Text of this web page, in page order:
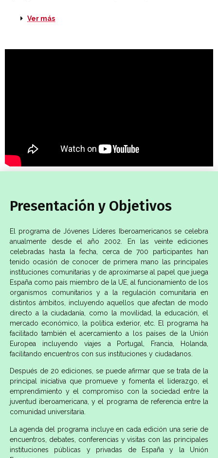
Ver más
Presentación y Objetivos​
El programa de Jóvenes Líderes Iberoamericanos se celebra
anualmente desde el año 2002. En las veinte ediciones
celebradas hasta la fecha, cerca de 700 participantes han
tenido ocasión de conocer de primera mano las principales
instituciones comunitarias y de aproximarse al papel que juega
España como país miembro de la UE, al funcionamiento de los
organismos comunitarios y a la regulación comunitaria en
distintos ámbitos, incluyendo aquellos que afectan de modo
directo a la ciudadanía, como la movilidad, la educación, el
mercado económico, la política exterior, etc. El programa ha
facilitado también el acercamiento a los países de la Unión
Europea incluyendo viajes a Portugal, Francia, Holanda,
facilitando encuentros con sus instituciones y ciudadanos.
Después de 20 ediciones, se puede afirmar que se trata de la
principal iniciativa que promueve y fomenta el liderazgo, el
emprendimiento y el compromiso con la sociedad entre la
juventud iberoamericana, y el programa de referencia entre la
comunidad universitaria.
La agenda del programa incluye en cada edición una serie de
encuentros, debates, conferencias y visitas con las principales
instituciones públicas y privadas de España y la Unión